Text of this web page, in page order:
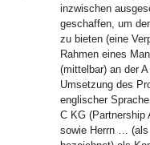
inzwischen
geschaffen, um
zu bieten (eine
Rahmen eines
(mittelbar) an der
Umsetzung des
englischer
C KG (Partnership
sowie Herrn … (als